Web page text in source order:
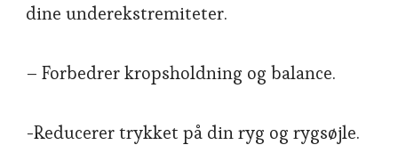
dine underekstremiteter.
– Forbedrer kropsholdning og balance.
-Reducerer trykket på din ryg og rygsøjle.